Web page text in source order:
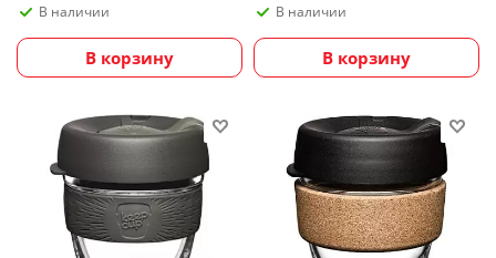
В наличии
В корзину
В наличии
В корзину